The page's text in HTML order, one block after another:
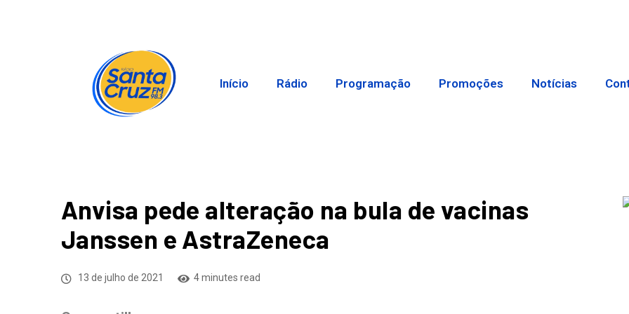
Início Rádio Programação Promoções Notícias
Anvisa pede alteração na bula de vacinas
Janssen e AstraZeneca
13 de julho de 2021 4 minutes read